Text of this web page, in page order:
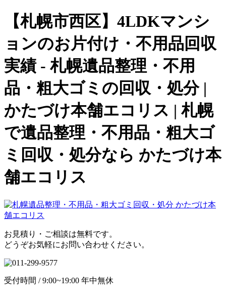
【札幌市西区】4LDKマンシ
ョンのお片付け・不用品回収
実績 - 札幌遺品整理・不用
品・粗大ゴミの回収・処分 |
かたづけ本舗エコリス | 札幌
で遺品整理・不用品・粗大ゴ
ミ回収・処分なら かたづけ本
舗エコリス
お見積り・ご相談は無料です。
どうぞお気軽にお問い合わせください。
受付時間 / 9:00~19:00 年中無休